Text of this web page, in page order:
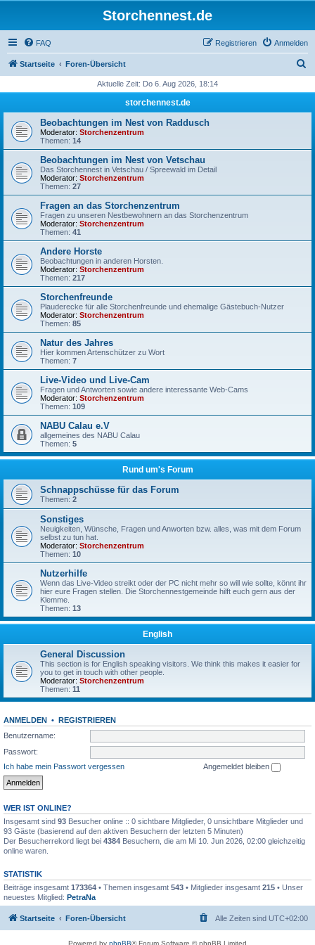
Storchennest.de
FAQ Anmelden
Registrieren
Startseite Foren-Übersicht
h
Aktuelle Zeit: Do 6. Aug 2026, 18:14
storchennest.de
Beobachtungen im Nest von Raddusch
Moderator: Storchenzentrum
Themen: 14
Beobachtungen im Nest von Vetschau
Das Storchennest in Vetschau / Spreewald im Detail
Moderator: Storchenzentrum
Themen: 27
Fragen an das Storchenzentrum
Fragen zu unseren Nestbewohnern an das Storchenzentrum
Moderator: Storchenzentrum
Themen: 41
Andere Horste
Beobachtungen in anderen Horsten.
Moderator: Storchenzentrum
Themen: 217
Storchenfreunde
Plauderecke für alle Storchenfreunde und ehemalige Gästebuch-Nutzer
Moderator: Storchenzentrum
Themen: 85
Natur des Jahres
Hier kommen Artenschützer zu Wort
Themen: 7
Live-Video und Live-Cam
Fragen und Antworten sowie andere interessante Web-Cams
Moderator: Storchenzentrum
Themen: 109
NABU Calau e.V
allgemeines des NABU Calau
Themen: 5
Rund um's Forum
Schnappschüsse für das Forum
Themen: 2
Sonstiges
Neuigkeiten, Wünsche, Fragen und Anworten bzw. alles, was mit dem Forum
selbst zu tun hat.
Moderator: Storchenzentrum
Themen: 10
Nutzerhilfe
Wenn das Live-Video streikt oder der PC nicht mehr so will wie sollte, könnt ihr
hier eure Fragen stellen. Die Storchennestgemeinde hilft euch gern aus der
Klemme.
Themen: 13
English
General Discussion
This section is for English speaking visitors. We think this makes it easier for
you to get in touch with other people.
Moderator: Storchenzentrum
Themen: 11
ANMELDEN • REGISTRIEREN
Benutzername:
Passwort:
Ich habe mein Passwort vergessen
Angemeldet bleiben
WER IST ONLINE?
Insgesamt sind 93 Besucher online :: 0 sichtbare Mitglieder, 0 unsichtbare Mitglieder und
93 Gäste (basierend auf den aktiven Besuchern der letzten 5 Minuten)
Der Besucherrekord liegt bei 4384 Besuchern, die am Mi 10. Jun 2026, 02:00 gleichzeitig
online waren.
STATISTIK
Beiträge insgesamt 173364 • Themen insgesamt 543 • Mitglieder insgesamt 215 • Unser
neuestes Mitglied: PetraNa
Startseite Foren-Übersicht Alle Zeiten sind UTC+02:00
Powered by phpBB® Forum Software © phpBB Limited